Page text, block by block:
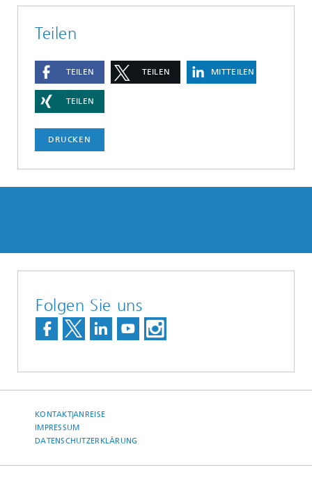
Teilen
TEILEN TEILEN MITTEILEN
TEILEN
DRUCKEN
Folgen Sie uns
KONTAKT|ANREISE
IMPRESSUM
DATENSCHUTZERKLÄRUNG